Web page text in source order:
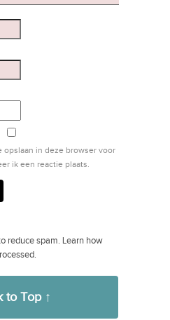
opslaan in deze browser voor
ik een reactie plaats.
reduce spam. Learn how
to Top ↑